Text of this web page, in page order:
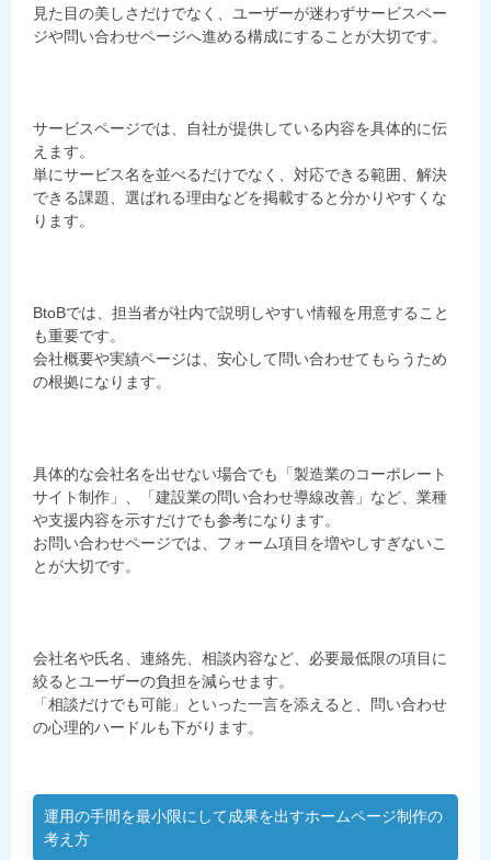
見た目の美しさだけでなく、ユーザーが迷わずサービスペー
ジや問い合わせページへ進める構成にすることが大切です。
サービスページでは、自社が提供している内容を具体的に伝
えます。
単にサービス名を並べるだけでなく、対応できる範囲、解決
できる課題、選ばれる理由などを掲載すると分かりやすくな
ります。
BtoBでは、担当者が社内で説明しやすい情報を用意すること
も重要です。
会社概要や実績ページは、安心して問い合わせてもらうため
の根拠になります。
具体的な会社名を出せない場合でも「製造業のコーポレート
サイト制作」、「建設業の問い合わせ導線改善」など、業種
や支援内容を示すだけでも参考になります。
お問い合わせページでは、フォーム項目を増やしすぎないこ
とが大切です。
会社名や氏名、連絡先、相談内容など、必要最低限の項目に
絞るとユーザーの負担を減らせます。
「相談だけでも可能」といった一言を添えると、問い合わせ
の心理的ハードルも下がります。
運用の手間を最小限にして成果を出すホームページ制作の
考え方